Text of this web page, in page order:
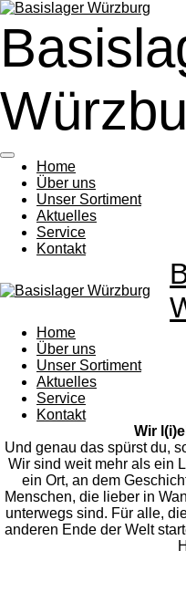
Zum
Hauptinhalt
springen
Home
Über uns
Unser Sortiment
Aktuelles
Service
Kontakt
Home
Über uns
Unser Sortiment
Aktuelles
Service
Kontakt
Wir
Und genau das spürst du,
Wir sind weit mehr als ein
ein Ort, an dem
Menschen, die lieber in
unterwegs sind. Für alle,
anderen Ende der Welt